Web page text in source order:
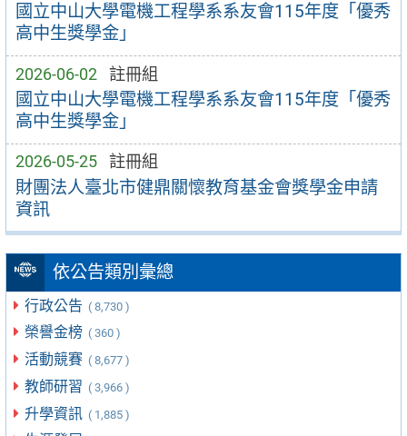
國立中山大學電機工程學系系友會115年度「優秀
高中生獎學金」
2026-06-02 註冊組
國立中山大學電機工程學系系友會115年度「優秀
高中生獎學金」
2026-05-25 註冊組
財團法人臺北市健鼎關懷教育基金會獎學金申請
資訊
依公告類別彙總
行政公告 ( 8,730 )
榮譽金榜 ( 360 )
活動競賽 ( 8,677 )
教師研習 ( 3,966 )
升學資訊 ( 1,885 )